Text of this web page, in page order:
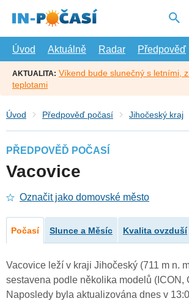
hlavní
Úvod
Aktuálně Radar Předpověď
AKTUALITA: Víkend bude slunečný s letními,
teplotami
Úvod Předpověď počasí Jihočeský kraj
PŘEDPOVĚĎ POČASÍ
Vacovice
Označit jako domovské město
Počasí Slunce a Měsíc Kvalita ovzduší
Vacovice leží v kraji Jihočeský (711 m n.
sestavena podle několika modelů (ICON,
Naposledy byla aktualizována dnes v